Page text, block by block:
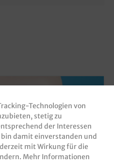
Technologien von
stetig zu
der Interessen
damit einverstanden und
mit Wirkung für die
Mehr Informationen